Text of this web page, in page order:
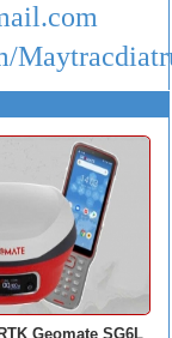
Geomate SG6L